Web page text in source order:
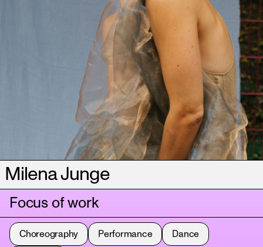
Milena Junge
Focus of work
Choreography Performance Dance